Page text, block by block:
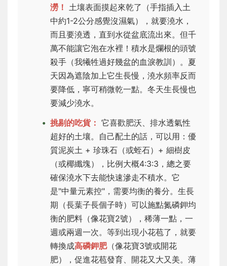
澇！ 土壤表面摸起來乾了（手指插入土
中約1-2公分感覺沒濕氣），就要澆水，
而且要澆透，直到水從盆底流出來。但千
萬不能讓它泡在水裡！積水是爛根的頭號
殺手（我犧牲過好幾盆的血淚教訓）。夏
天因為遮陰加上它生長慢，澆水頻率反而
要降低，寧可稍微乾一點。冬天生長慢也
要減少澆水。
挑剔的吃貨： 它喜歡肥沃、排水透氣性
超好的土壤。自己配土的話，可以用：優
質泥炭土 + 珍珠石（或蛭石）+ 細樹皮
（或椰纖塊），比例大概4:3:3，總之要
確保澆水下去能快速滲走不積水。它
是"中量元素控"，需要均衡的養分。生長
期（長葉子長個子時）可以施點氮磷鉀均
衡的肥料（像花寶2號），稀薄一點，一
週或兩週一次。等到出現小花苞了，就要
轉換成高磷鉀肥（像花寶3號或開花
肥），促進花苞發育、開花又大又美。薄